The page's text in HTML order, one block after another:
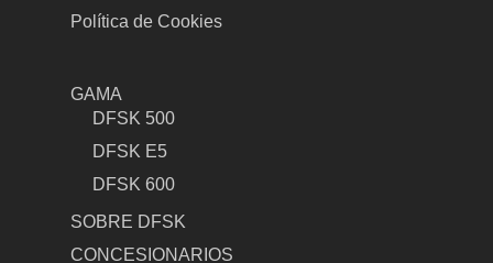
Política de Cookies
GAMA
DFSK 500
DFSK E5
DFSK 600
SOBRE DFSK
CONCESIONARIOS